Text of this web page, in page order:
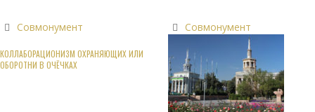
Совмонумент
КОЛЛАБОРАЦИОНИЗМ ОХРАНЯЮЩИХ ИЛИ
ОБОРОТНИ В ОЧЁЧКАХ
Совмонумент